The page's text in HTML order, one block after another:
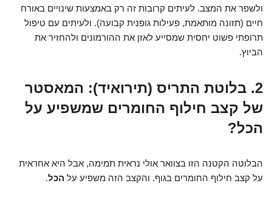
ולשפר את המצב. לעיתים קרובות זה רק באמצעות שינויים באורח
חיים (תזונה מותאמת, פעילות גופנית קבועה). ולעיתים עם טיפול
תרופתי פשוט יחסית שמסייע לאזן את ההורמונים ולהחזיר את
הביוץ.
2. בלוטת התריס (תירואיד): המאסטר
של קצב חילוף החומרים שמשפיע על
הכל?
הבלוטה הקטנה הזו בצוואר אולי נראית תמימה, אבל היא אחראית
על קצב חילוף החומרים בגוף. והקצב הזה משפיע על הכל.